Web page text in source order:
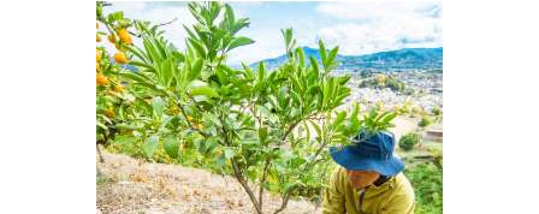
で選別しながら、まるで割れ物を扱うように丁寧に箱詰
めしています。
手間と時間は掛かりますが、これにより味にバラつきが
少なく、採れたてのみかん本来の味わいをお届けするこ
とができるのです。